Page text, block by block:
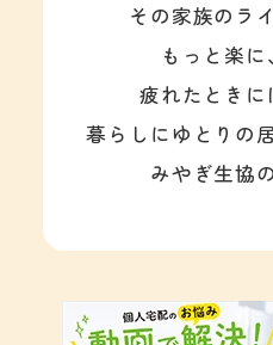
その家族のラ
もっと楽に
疲れたときに
暮らしにゆとりの
みやぎ生協